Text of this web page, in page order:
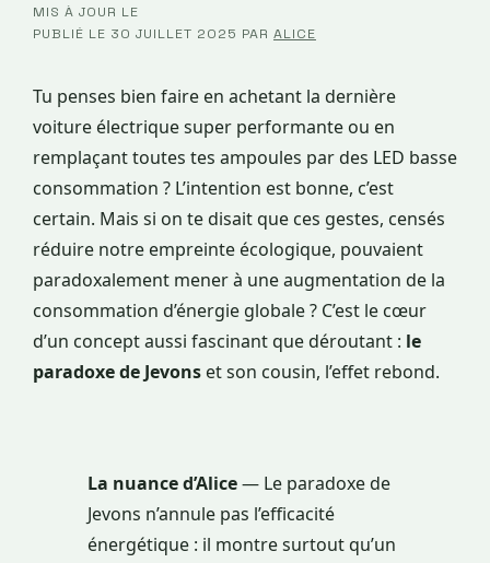
MIS À JOUR LE
·PUBLIÉ LE 30 JUILLET 2025 PAR ALICE
Tu penses bien faire en achetant la dernière
voiture électrique super performante ou en
remplaçant toutes tes ampoules par des LED basse
consommation ? L’intention est bonne, c’est
certain. Mais si on te disait que ces gestes, censés
réduire notre empreinte écologique, pouvaient
paradoxalement mener à une augmentation de la
consommation d’énergie globale ? C’est le cœur
d’un concept aussi fascinant que déroutant : le
paradoxe de Jevons et son cousin, l’effet rebond.
La nuance d’Alice— Le paradoxe de
Jevons n’annule pas l’efficacité
énergétique : il montre surtout qu’un